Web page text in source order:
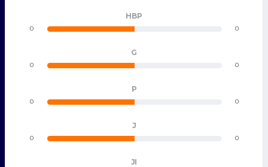
HBP
0 0
G
0 0
P
0 0
J
0 0
JI